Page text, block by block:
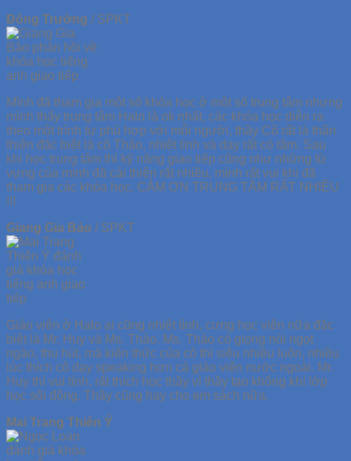
Đông Trường / SPKT
Mình đã tham gia một số khóa học ở một số trung tâm nhưng
mình thấy trung tâm Halo là ok nhất, các khóa học diễn ra
theo một trình tự phù hợp với mỗi người, thầy Cô rất là thân
thiện đặc biệt là cô Thảo, nhiệt tình và dạy rất có tâm. Sau
khi học trung tâm thì kỹ năng giao tiếp cũng như những từ
vựng của mình đã cải thiện rất nhiều, mình rất vui khi đã
tham gia các khóa học. CẢM ƠN TRUNG TÂM RẤT NHIỀU
!!!
Giang Gia Bảo / SPKT
Giáo viên ở Halo ai cũng nhiệt tình, cưng học viên nữa đặc
biệt là Mr. Huy và Ms. Thảo. Ms. Thảo có giọng nói ngọt
ngào, thu hút, mà kiến thức của cô thì siêu nhiều luôn, nhiều
lúc thích cô dạy speaking hơn cả giáo viên nước ngoài. Mr.
Huy thì vui tính, rất thích học thầy vì thầy tạo không khí lớp
học sôi động. Thầy cũng hay cho em sách nữa.
Mai Trang Thiên Ý